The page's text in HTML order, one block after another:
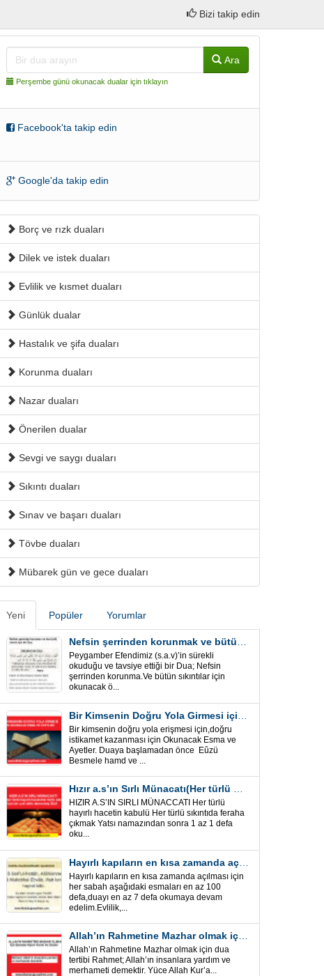
Bizi takip edin
Ara
Perşembe günü okunacak dualar için tıklayın
Facebook'ta takip edin
Google'da takip edin
Borç ve rızk duaları
Dilek ve istek duaları
Evlilik ve kısmet duaları
Günlük dualar
Hastalık ve şifa duaları
Korunma duaları
Nazar duaları
Önerilen dualar
Sevgi ve saygı duaları
Sıkıntı duaları
Sınav ve başarı duaları
Tövbe duaları
Mübarek gün ve gece duaları
Yeni Popüler Yorumlar
Peygamber Efendimiz (s.a.v)’in sürekli
okuduğu ve tavsiye ettiği bir Dua; Nefsin
şerrinden korunma.Ve bütün sıkıntılar için
okunacak ö...
Bir kimsenin doğru yola erişmesi için,doğru
istikamet kazanması için Okunacak Esma ve
Ayetler. Duaya başlamadan önce Eûzü
Besmele hamd ve ...
HIZIR A.S’IN SIRLI MÜNACCATI Her türlü
hayırlı hacetin kabulü Her türlü sıkıntıda feraha
çıkmak Yatsı namazından sonra 1 az 1 defa
oku...
Hayırlı kapıların en kısa zamanda açılması için Esmalar ve Dua
Hayırlı kapıların en kısa zamanda açılması için
her sabah aşağıdaki esmaları en az 100
defa,duayı en az 7 defa okumaya devam
edelim.Evlilik,...
Allah’ın Rahmetine Mazhar olmak için ” Esmalar-Ayet ve Dualar”
Allah’ın Rahmetine Mazhar olmak için dua
tertibi Rahmet; Allah’ın insanlara yardım ve
merhameti demektir. Yüce Allah Kur’a...